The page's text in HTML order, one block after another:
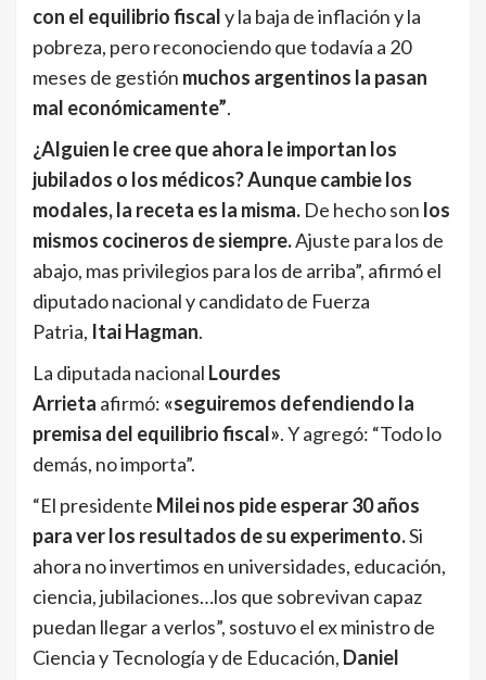
con el equilibrio fiscaly la baja de inflación y la
pobreza, pero reconociendo que todavía a 20
meses de gestión muchos argentinos la pasan
mal económicamente”.
¿Alguien le cree que ahora le importan los
jubilados o los médicos?Aunque cambie los
modales, la receta es la misma. De hecho son los
mismos cocineros de siempre.Ajuste para los de
abajo, mas privilegios para los de arriba”, afirmó el
diputado nacional y candidato de Fuerza
Patria, Itai Hagman.
La diputada nacional Lourdes
Arrieta afirmó: «seguiremos defendiendo la
premisa del equilibrio fiscal». Y agregó: “Todo lo
demás, no importa”.
“El presidente Milei nos pide esperar 30 años
para ver los resultados de su experimento.Si
ahora no invertimos en universidades, educación,
ciencia, jubilaciones…los que sobrevivan capaz
puedan llegar a verlos”, sostuvo el ex ministro de
Ciencia y Tecnología y de Educación, Daniel